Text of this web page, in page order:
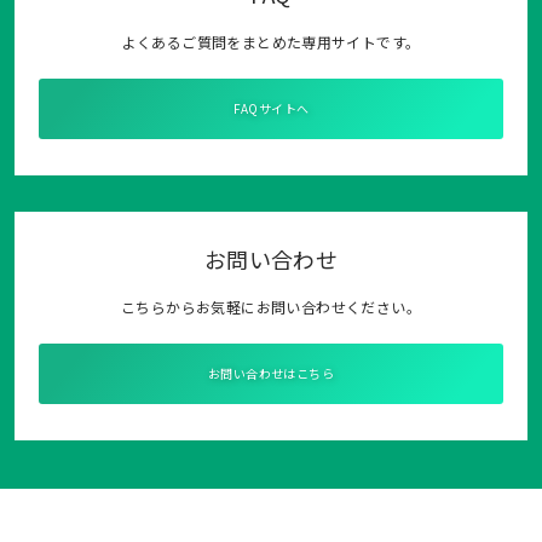
よくあるご質問をまとめた専用サイトです。
FAQサイトへ
お問い合わせ
こちらからお気軽にお問い合わせください。
お問い合わせはこちら